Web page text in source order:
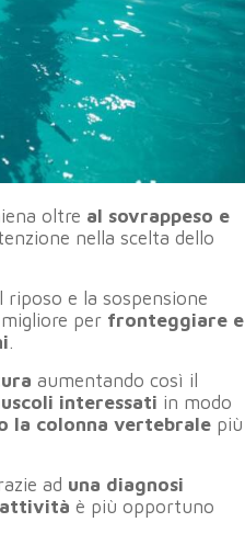
oltre al sovrappeso e
nella scelta dello
e la sospensione
per fronteggiare e
.
aumentando così il
interessati in modo
la colonna vertebrale più
ad una diagnosi
è più opportuno